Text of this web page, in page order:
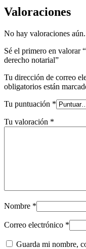
Valoraciones
No hay valoraciones aún.
Sé el primero en valorar
derecho notarial”
Tu dirección de correo
obligatorios están
Tu puntuación *
Tu valoración *
Nombre *
Correo electrónico *
Guarda mi nombre,